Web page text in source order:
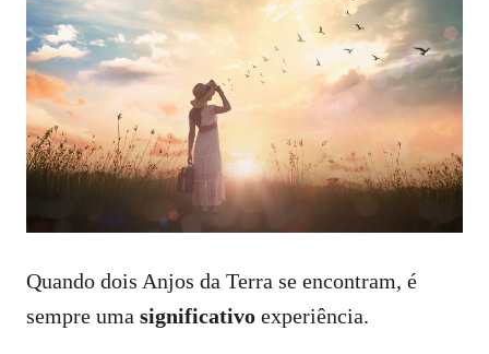
Quando dois Anjos da Terra se encontram, é
sempre uma significativo experiência.